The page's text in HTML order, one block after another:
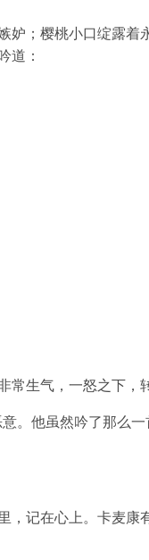
妒；樱桃小口绽露着
道：
生气，一怒之下，
。他虽然吟了那么
，记在心上。卡麦康